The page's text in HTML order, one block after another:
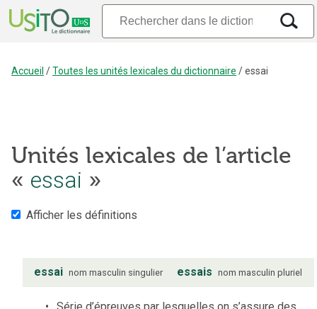
Accueil /Toutes les unités lexicales du dictionnaire /essai
Unités lexicales de l’article
« essai »
Afficher les définitions
essai nom masculin singulier essais nom masculin pluriel